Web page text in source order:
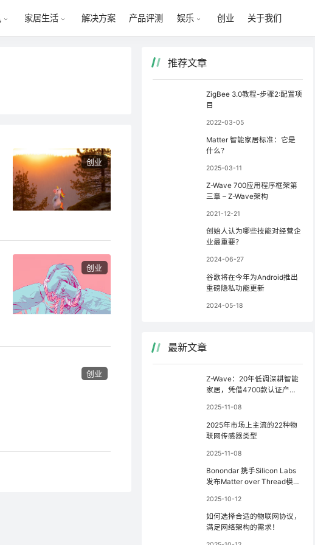
家居生活 解决方案 产品评测 娱乐 创业 关于我们
创业
创业
创业
推荐文章
ZigBee 3.0教程-步骤2:配置项
目
2022-03-05
Matter 智能家居标准：它是
什么？
2025-03-11
Z-Wave 700应用程序框架第
三章 – Z-Wave架构
2021-12-21
创始人认为哪些技能对经营企
业最重要？
2024-06-27
谷歌将在今年为Android推出
重磅隐私功能更新
2024-05-18
最新文章
Z-Wave：20年低调深耕智能
家居，凭借4700款认证产品
2025-11-08
2025年市场上主流的22种物
联网传感器类型
2025-11-08
Bonondar 携手Silicon Labs
发布Matter over Thread模
2025-10-12
如何选择合适的物联网协议，
满足网络架构的需求！